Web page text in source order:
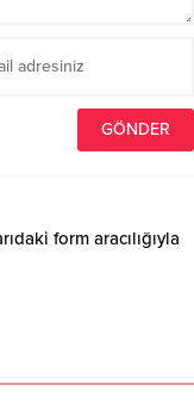
form aracılığıyla